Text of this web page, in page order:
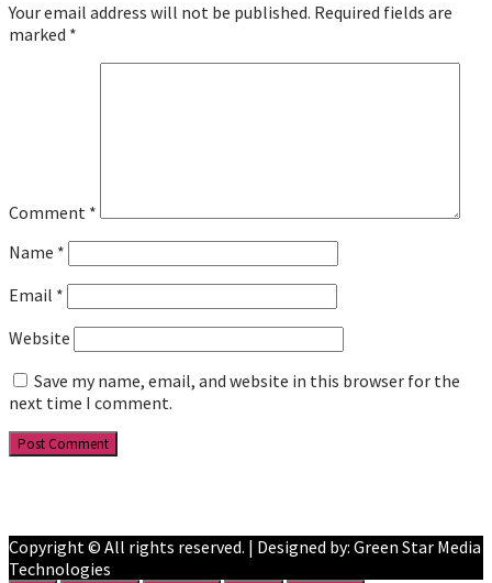
Your email address will not be published. Required fields are
marked *
Comment *
Name *
Email *
Website
Save my name, email, and website in this browser for the
next time I comment.
Copyright © All rights reserved. | Designed by: Green Star Media
Technologies